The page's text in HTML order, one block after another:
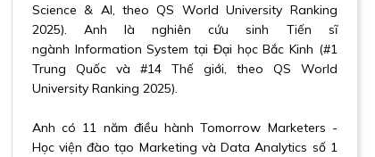
Science & AI, theo QS World University Ranking
2025). Anh là nghiên cứu sinh Tiến sĩ
ngành Information System tại Đại học Bắc Kinh (#1
Trung Quốc và #14 Thế giới, theo QS World
University Ranking 2025).
Anh có 11 năm điều hành Tomorrow Marketers -
Học viện đào tạo Marketing và Data Analytics số 1